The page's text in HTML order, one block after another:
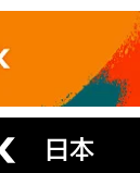
日本